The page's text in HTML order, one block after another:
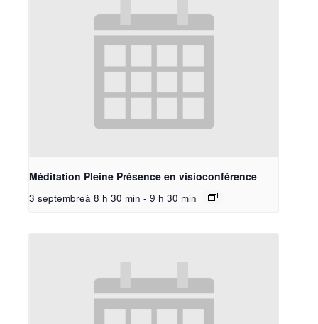
Méditation Pleine Présence en visioconférence
3 septembreà 8 h 30 min - 9 h 30 min